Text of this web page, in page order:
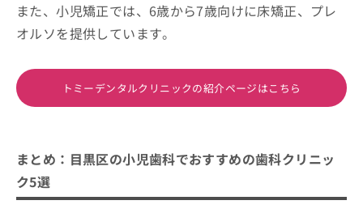
また、小児矯正では、6歳から7歳向けに床矯正、プレ
オルソを提供しています。
トミーデンタルクリニックの紹介ページはこちら
まとめ：目黒区の小児歯科でおすすめの歯科クリニッ
ク5選